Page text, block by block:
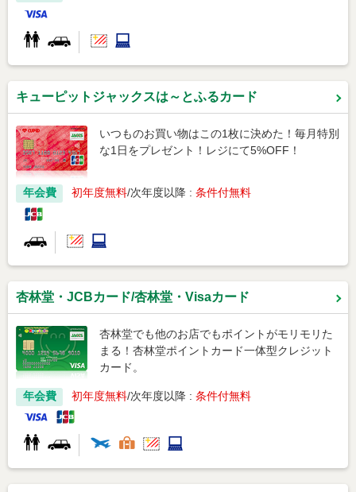
キューピットジャックスは～とふるカード
いつものお買い物はこの1枚に決めた！毎月特別
な1日をプレゼント！レジにて5%OFF！
年会費 初年度無料 次年度以降 : 条件付無料
杏林堂・JCBカード/杏林堂・Visaカード
杏林堂でも他のお店でもポイントがモリモリた
まる！杏林堂ポイントカード一体型クレジット
カード。
年会費 初年度無料 次年度以降 : 条件付無料